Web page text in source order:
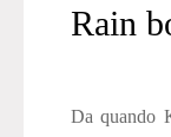
Rain
Da quando